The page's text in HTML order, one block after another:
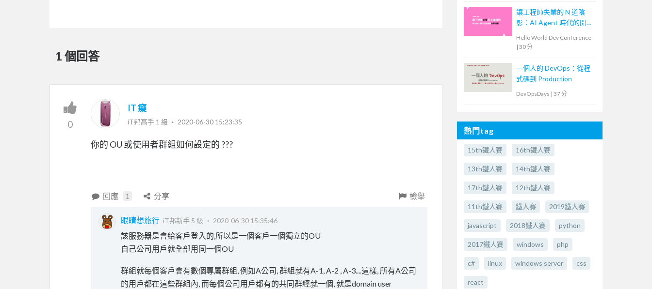
1 個回答
0
IT 癡
iT邦高手 1 級 ‧ 2020-06-30 15:23:35
你的 OU 或使用者群組如何設定的 ???
回應 1 分享 檢舉
眼睛想旅行 iT邦新手 5 級 ‧ 2020-06-30 15:35:46
該服務器是會給客戶登入的,所以是一個客戶一個獨立的OU
自己公司用戶就全部用同一個OU
群組就每個客戶會有數個專屬群組, 例如A公司, 群組就有A-1, A-2 , A-3....這樣, 所有A公司
的用戶都在這些群組內, 而每個公司用戶都有的共同群經就一個, 就是domain user
讓工程師失業的 N 道陰
影：AI Agent 時代的開發
Hello World Dev Conference
| 30 分
一個人的 DevOps：從程
式碼到 Production
DevOpsDays | 37 分
熱門tag
15th鐵人賽 16th鐵人賽
13th鐵人賽 14th鐵人賽
17th鐵人賽 12th鐵人賽
11th鐵人賽 鐵人賽 2019鐵人賽
javascript 2018鐵人賽 python
2017鐵人賽 windows php
c# linux windows server css
react